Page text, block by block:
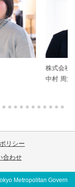
株式
山口
リシー
合わせ
Metropolitan Govern